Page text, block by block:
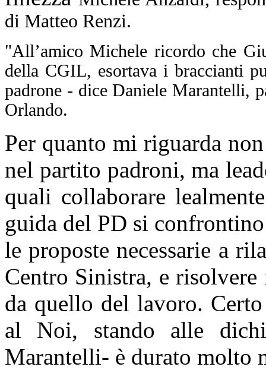
di Matteo Renzi.
"All’amico Michele ricordo che
della CGIL, esortava i braccianti
padrone - dice Daniele Marantelli,
Orlando.
Per quanto mi riguarda
nel partito padroni, ma
quali collaborare
guida del PD si
le proposte necessarie a
Centro Sinistra, e
da quello del lavoro.
al Noi, stando alle
Marantelli- è durato molto